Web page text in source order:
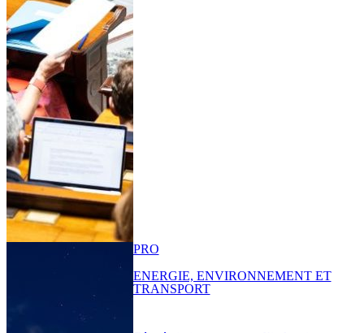
PRO
ENERGIE, ENVIRONNEMENT ET
TRANSPORT